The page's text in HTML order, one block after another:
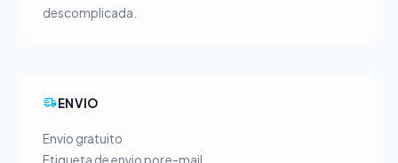
descomplicada.
ENVIO
Envio gratuito